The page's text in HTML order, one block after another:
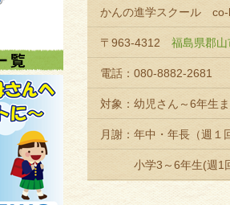
かんの進学スクール co-
〒963-4312 福島県郡
電話：080-8882-2681
対象：幼児さん～6年生
月謝：年中・年長（週
小学3～6年生(週1